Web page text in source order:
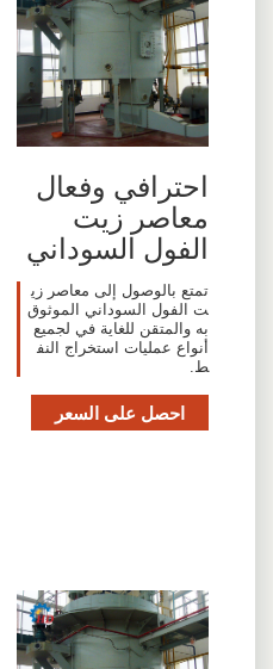
احترافي وفعال
معاصر زيت
الفول السوداني
تمتع بالوصول إلى معاصر زي
ت الفول السوداني الموثوق
به والمتقن للغاية في لجميع
أنواع عمليات استخراج النف
ط.
احصل على السعر